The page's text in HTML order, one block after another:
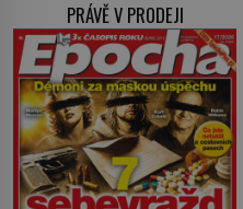
PRÁVĚ V PRODEJI